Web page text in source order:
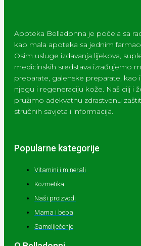
Apoteka Belladonna je počela sa
kao mala apoteka sa jednim
Osim usluge izdavanja lijekova,
medicinskih sredstava izrađujemo
preparate, galenske preparate, kao
njegu i regeneraciju kože. Naš cilj i
pružimo adekvatnu zdrastvenu
stručnih savjeta i informacija.
Popularne kategorije
Vitamini i minerali
Kozmetika
Naši proizvodi
Mama i beba
Samoliječenje